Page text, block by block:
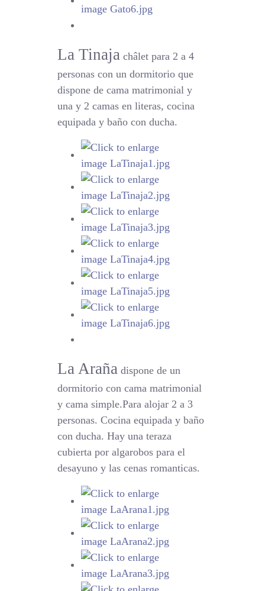
La Tinaja châlet para 2 a 4
personas con un dormitorio que
dispone de cama matrimonial y
una y 2 camas en literas, cocina
equipada y baño con ducha.
La Araña dispone de un
dormitorio con cama matrimonial
y cama simple.Para alojar 2 a 3
personas. Cocina equipada y baño
con ducha. Hay una teraza
cubierta por algarobos para el
desayuno y las cenas romanticas.